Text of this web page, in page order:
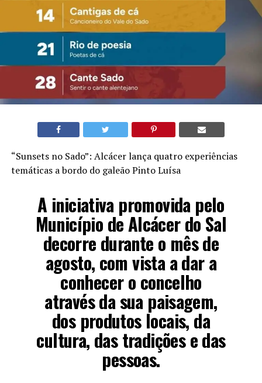
“Sunsets no Sado”: Alcácer lança quatro experiências
temáticas a bordo do galeão Pinto Luísa
A iniciativa promovida pelo
Município de Alcácer do Sal
decorre durante o mês de
agosto, com vista a dar a
conhecer o concelho
através da sua paisagem,
dos produtos locais, da
cultura, das tradições e das
pessoas.